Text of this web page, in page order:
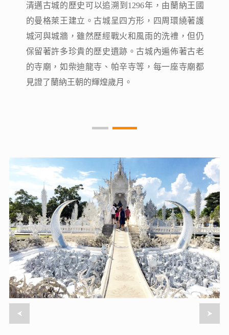
清邁古城的歷史可以追溯到1296年，由蘭納王國
的曼格萊王建立。古城呈四方形，四周環繞著護
城河與城牆，雖然歷經戰火和風雨的洗禮，但仍
保留著許多珍貴的歷史遺跡。古城內遍佈著古老
的寺廟，如柴迪龍寺、帕辛寺等，每一座寺廟都
見證了蘭納王朝的輝煌歲月。
清邁古城的歷史可以追溯到1296年，由蘭納王國
的曼格萊王建立。古城呈四方形，四周環繞著護
城河與城牆，雖然歷經戰火和風雨的洗禮，但仍
保留著許多珍貴的歷史遺跡。古城內遍佈著古老
的寺廟，如柴迪龍寺、帕辛寺等，每一座寺廟都
見證了蘭納王朝的輝煌歲月。